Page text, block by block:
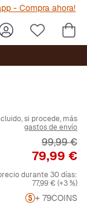
- Compra ahora!
si procede, más
gastos de envío
Precio
79,99 €
Precio
99,99 €
durante 30 días:
77,99 € (+3 %)
+ 79COINS